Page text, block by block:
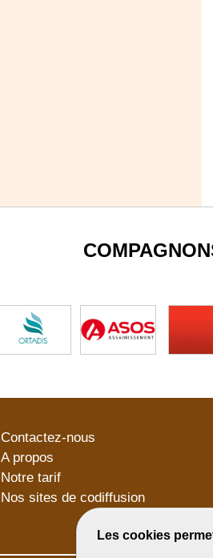
Les cookies
Contactez-nous
A propos
Notre tarif
Nos sites de codiffusion